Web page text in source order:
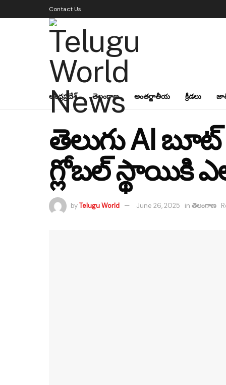
Contact Us
ఆంధ్రప్రదేశ్ తెలంగాణ అంతర్జాతీయ క్రీడలు
తెలుగు AI
గ్లోబల్ స్థాయికి
byTelugu World June 26, 2025 in తెలంగాణ